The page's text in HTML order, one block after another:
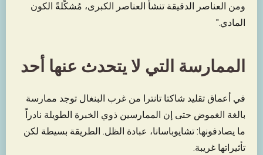
ومن العناصر الدقيقة تنشأ العناصر الكبرى، مُشكِّلةً الكون
المادي."
الممارسة التي لا يتحدث عنها أحد
في أعماق تقليد شاكتا تانترا من غرب البنغال توجد ممارسة
بالغة الغموض حتى إن الممارسين ذوي الخبرة الطويلة نادراً
ما يصادفونها: تشايوباسانا، عبادة الظل. الطريقة بسيطة لكن
تأثيراتها غريبة.